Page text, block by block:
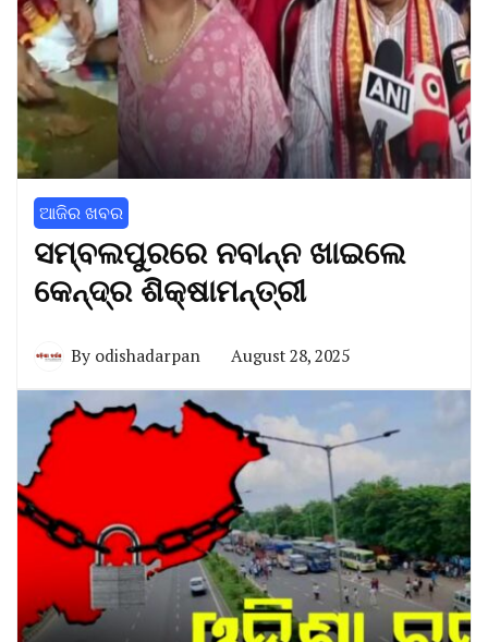
ଆଜିର ଖବର
ସମ୍ବଲପୁରରେ ନବାନ୍ନ ଖାଇଲେ
କେନ୍ଦ୍ର ଶିକ୍ଷାମନ୍ତ୍ରୀ
By odishadarpan August 28, 2025